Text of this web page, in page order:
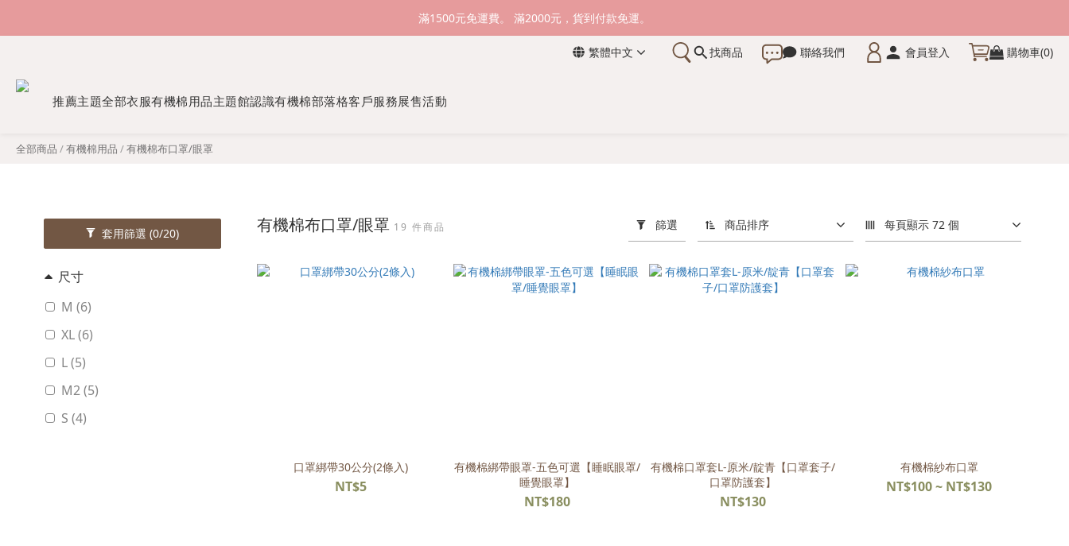
新加入會員送購物金100元，登入會員購物可累積會員點數。
滿1500元免運費。 滿2000元，貨到付款免運。
新加入會員送購物金100元，登入會員購物可累積會員點數。
繁體中文 找商品 聯絡我們 會員登入 購物車(0)
推薦主題全部衣服有機棉用品主題館認識有機棉部落格客戶服務展售活動
全部商品 /有機棉用品 /有機棉布口罩/眼罩
套用篩選 (0/20)
尺寸
M (6)
XL (6)
L (5)
M2 (5)
S (4)
有機棉布口罩/眼罩 19 件商品 篩選 商品排序 每頁顯示 72 個
口罩綁帶30公分(2條入)
NT$5
有機棉綁帶眼罩-五色可選【睡眠眼罩/
睡覺眼罩】
NT$180
有機棉口罩套L-原米/靛青【口罩套子/
口罩防護套】
NT$130
有機棉紗布口罩
NT$100 ~ NT$130